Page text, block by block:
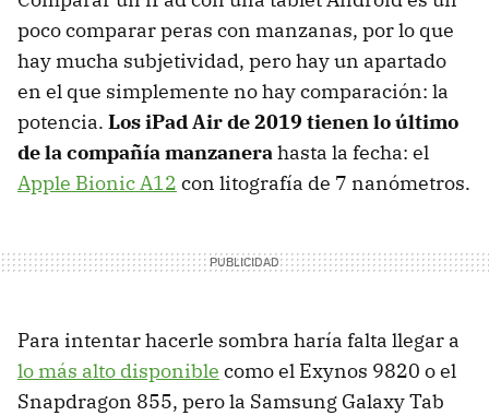
poco comparar peras con manzanas, por lo que
hay mucha subjetividad, pero hay un apartado
en el que simplemente no hay comparación: la
potencia. Los iPad Air de 2019 tienen lo último
de la compañía manzanera hasta la fecha: el
Apple Bionic A12 con litografía de 7 nanómetros.
Para intentar hacerle sombra haría falta llegar a
lo más alto disponible como el Exynos 9820 o el
Snapdragon 855, pero la Samsung Galaxy Tab